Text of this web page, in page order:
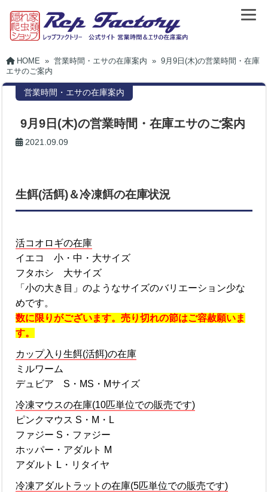
HOME » 営業時間・エサの在庫案内 » 9月9日(木)の営業時間・在庫
エサのご案内
営業時間・エサの在庫案内
9月9日(木)の営業時間・在庫エサのご案内
2021.09.09
生餌(活餌)＆冷凍餌の在庫状況
活コオロギの在庫
イエコ 小・中・大サイズ
フタホシ 大サイズ
「小の大き目」のようなサイズのバリエーション少な
めです。
数に限りがございます。売り切れの節はご容赦願いま
す。
カップ入り生餌(活餌)の在庫
ミルワーム
デュビア S・MS・Mサイズ
冷凍マウスの在庫(10匹単位での販売です)
ピンクマウス S・M・L
ファジー S・ファジー
ホッパー・アダルト M
アダルト L・リタイヤ
冷凍アダルトラットの在庫(5匹単位での販売です)